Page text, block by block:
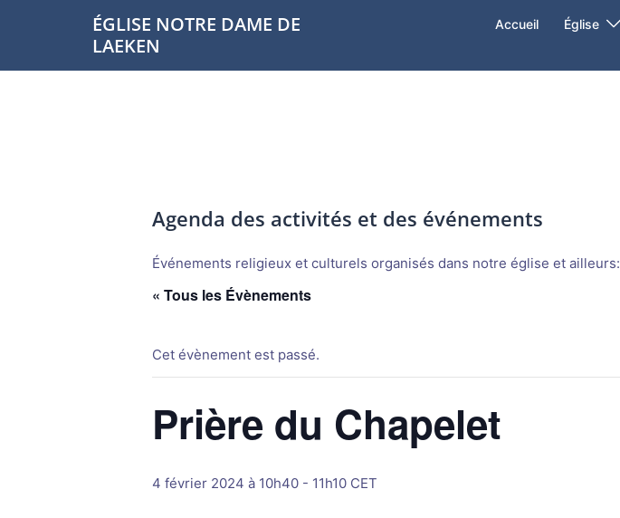
ÉGLISE NOTRE DAME DE
LAEKEN
Accueil Église
Agenda des activités et des événements
Événements religieux et culturels organisés dans notre église et ailleurs:
« Tous les Évènements
Cet évènement est passé.
Prière du Chapelet
4 février 2024 à 10h40 - 11h10 CET